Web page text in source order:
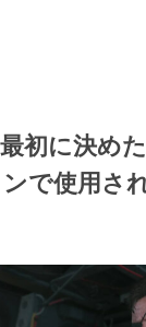
最初に決め
で使用され